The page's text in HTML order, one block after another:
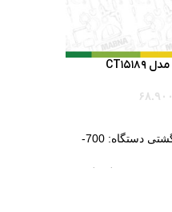
سرعت حرکت رفت و برگشتی دستگاه: 700-